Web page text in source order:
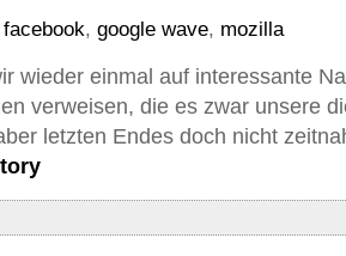
facebook, google wave, mozilla
wieder einmal auf interessante
verweisen, die es zwar unsere
letzten Endes doch nicht